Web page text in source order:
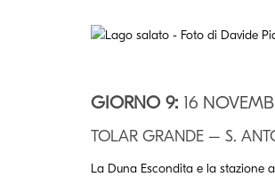
GIORNO 9: 16
TOLAR GRANDE – S.
La Duna Escondita e la stazione